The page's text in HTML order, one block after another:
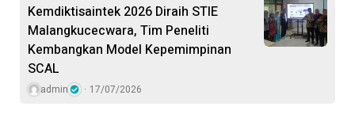
Kemdiktisaintek 2026 Diraih STIE
Malangkucecwara, Tim Peneliti
Kembangkan Model Kepemimpinan
SCAL
admin 17/07/2026